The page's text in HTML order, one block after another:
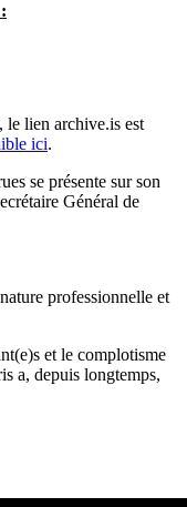
le lien archive.is est
ici.
se présente sur son
Général de
professionnelle et
et le complotisme
a, depuis longtemps,